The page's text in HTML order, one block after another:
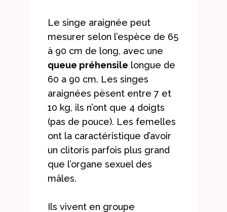
Le singe araignée peut
mesurer selon l’espèce de 65
à 90 cm de long, avec une
queue préhensile longue de
60 a 90 cm. Les singes
araignées pèsent entre 7 et
10 kg, ils n’ont que 4 doigts
(pas de pouce). Les femelles
ont la caractéristique d’avoir
un clitoris parfois plus grand
que l’organe sexuel des
mâles.
Ils vivent en groupe